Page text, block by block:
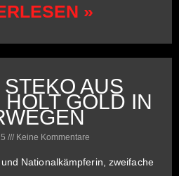
»
AUS
GOLD IN
Keine Kommentare
Nationalkämpferin, zweifache